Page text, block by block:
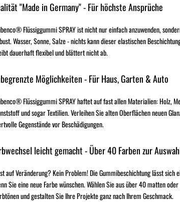
"Made in Germany" - Für höchste Ansprüche
Flüssiggummi SPRAY ist nicht nur einfach anzuwenden,
Wasser, Sonne, Salze - nichts kann dieser elastischen
dauerhaft flexibel und blättert nicht ab.
Möglichkeiten - Für Haus, Garten & Auto
Flüssiggummi SPRAY haftet auf fast allen Materialien: Holz,
und sogar Textilien. Verleihen Sie alten Oberflächen neuen
Gegenstände vor Beschädigungen.
leicht gemacht - Über 40 Farben zur
auf Veränderung? Kein Problem! Die Gummibeschichtung lässt sich
Sie eine neue Farbe wünschen. Wählen Sie aus über 40 matten
und gestalten Sie Ihre Projekte ganz nach Ihrem Geschmack.